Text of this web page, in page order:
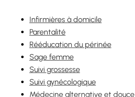
Infirmières à domicile
Parentalité
Rééducation du périnée
Sage femme
Suivi grossesse
Suivi gynécologique
Médecine alternative et douce